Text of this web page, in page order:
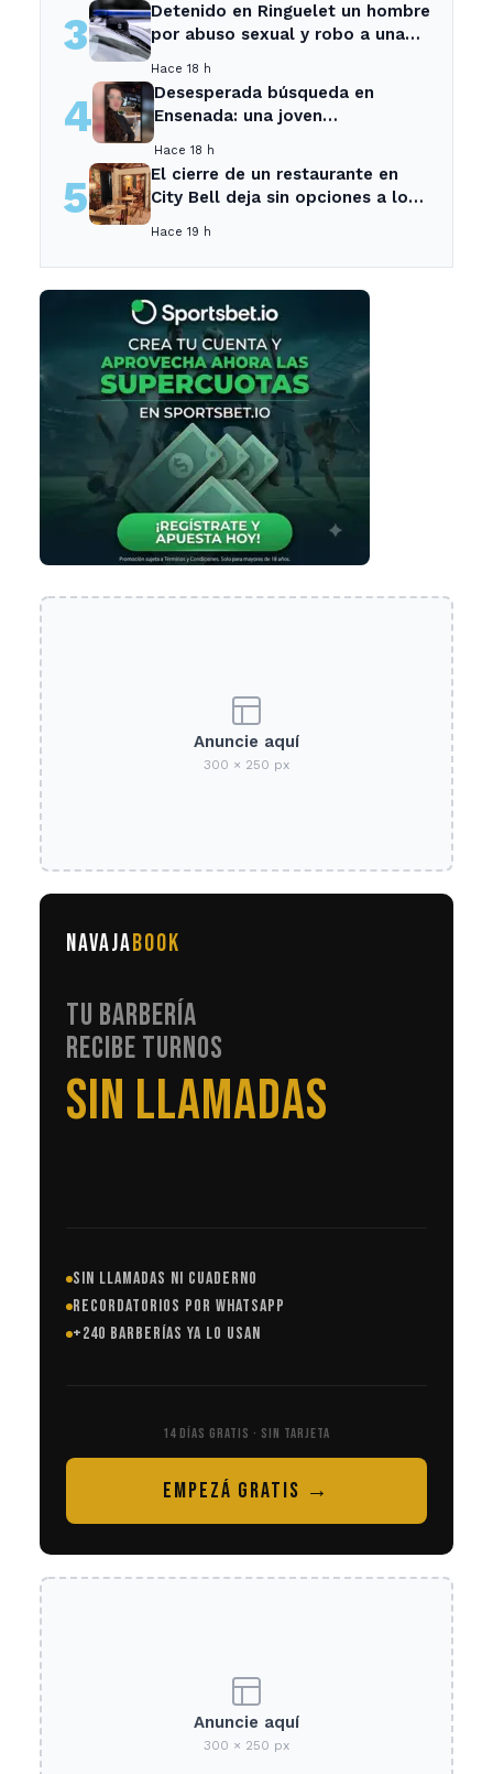
3
Detenido en Ringuelet un hombre
por abuso sexual y robo a una
Hace 18 h
4
Desesperada búsqueda en
Ensenada: una joven
Hace 18 h
5
El cierre de un restaurante en
City Bell deja sin opciones a los
Hace 19 h
Anuncie aquí
300 × 250 px
NAVAJABOOK
TU BARBERÍA
RECIBE TURNOS
EN AUTOMÁTICO
SIN LLAMADAS NI CUADERNO
RECORDATORIOS POR WHATSAPP
+240 BARBERÍAS YA LO USAN
14 DÍAS GRATIS · SIN TARJETA
EMPEZÁ GRATIS →
Anuncie aquí
300 × 250 px